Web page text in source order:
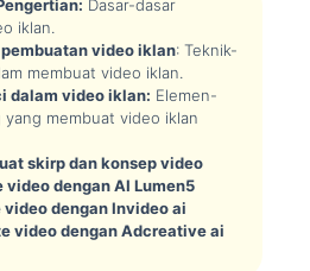
Dasar-dasar
iklan.
video iklan: Teknik-
membuat video iklan.
dalam video iklan: Elemen-
membuat video iklan
skirp dan konsep video
video dengan AI Lumen5
video dengan Invideo ai
video dengan Adcreative ai